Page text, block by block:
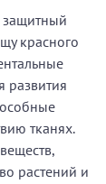
защитный
красного
развития
тканях.
растений и